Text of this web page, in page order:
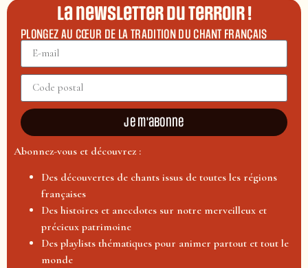
La newsletter du terroir !
PLONGEZ AU CŒUR DE LA TRADITION DU CHANT FRANÇAIS
Je m'abonne
Abonnez-vous et découvrez :
Des découvertes de chants issus de toutes les régions
françaises
Des histoires et anecdotes sur notre merveilleux et
précieux patrimoine
Des playlists thématiques pour animer partout et tout le
monde